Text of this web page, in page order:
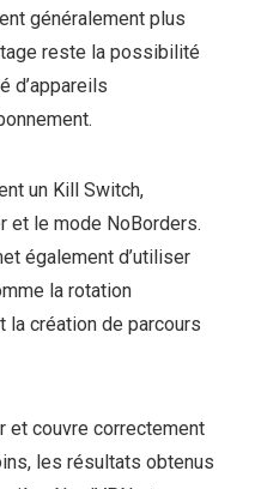
généralement plus
reste la possibilité
d’appareils
un Kill Switch,
et le mode NoBorders.
également d’utiliser
la rotation
la création de parcours
et couvre correctement
les résultats obtenus